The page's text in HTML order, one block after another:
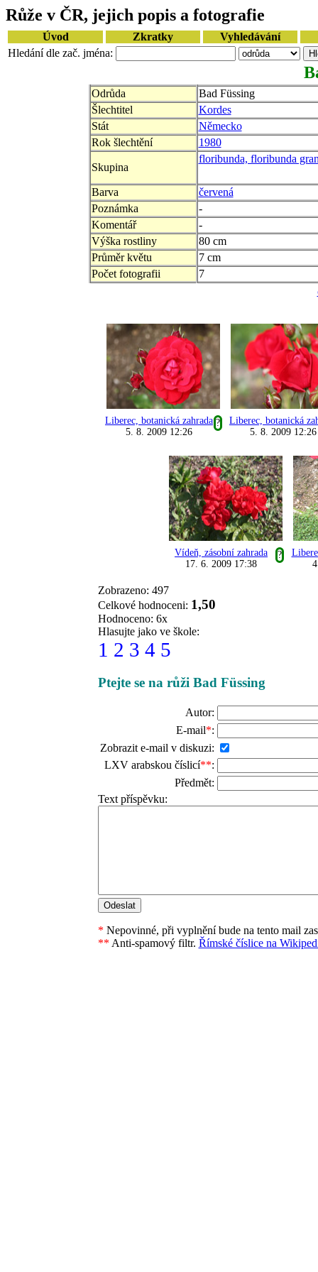
Růže v ČR, jejich popis a fotografie
Úvod Zkratky
Vyhledávání
Hledání dle zač. jména:
Odrůda
Bad Füssing
Šlechtitel
Kordes
Stát
Německo
Rok šlechtění
1980
Skupina
floribunda, floribunda
Barva
červená
Poznámka
-
Komentář
-
Výška rostliny
80 cm
Průměr květu
7 cm
Počet fotografii
7
Liberec, botanická zahrada ?
5. 8. 2009 12:26
Liberec, botanická
5. 8. 2009 12:26
Vídeň, zásobní zahrada
?
17. 6. 2009 17:38
Zobrazeno: 497
Celkové hodnoceni: 1,50
Hodnoceno: 6x
Hlasujte jako ve škole:
1 2 3 4 5
Ptejte se na růži Bad Füssing
Autor:
E-mail*:
Zobrazit e-mail v diskuzi:
LXV arabskou číslicí**:
Předmět:
Text příspěvku:
* Nepovinné, při vyplnění bude na tento mail
** Anti-spamový filtr. Římské číslice na